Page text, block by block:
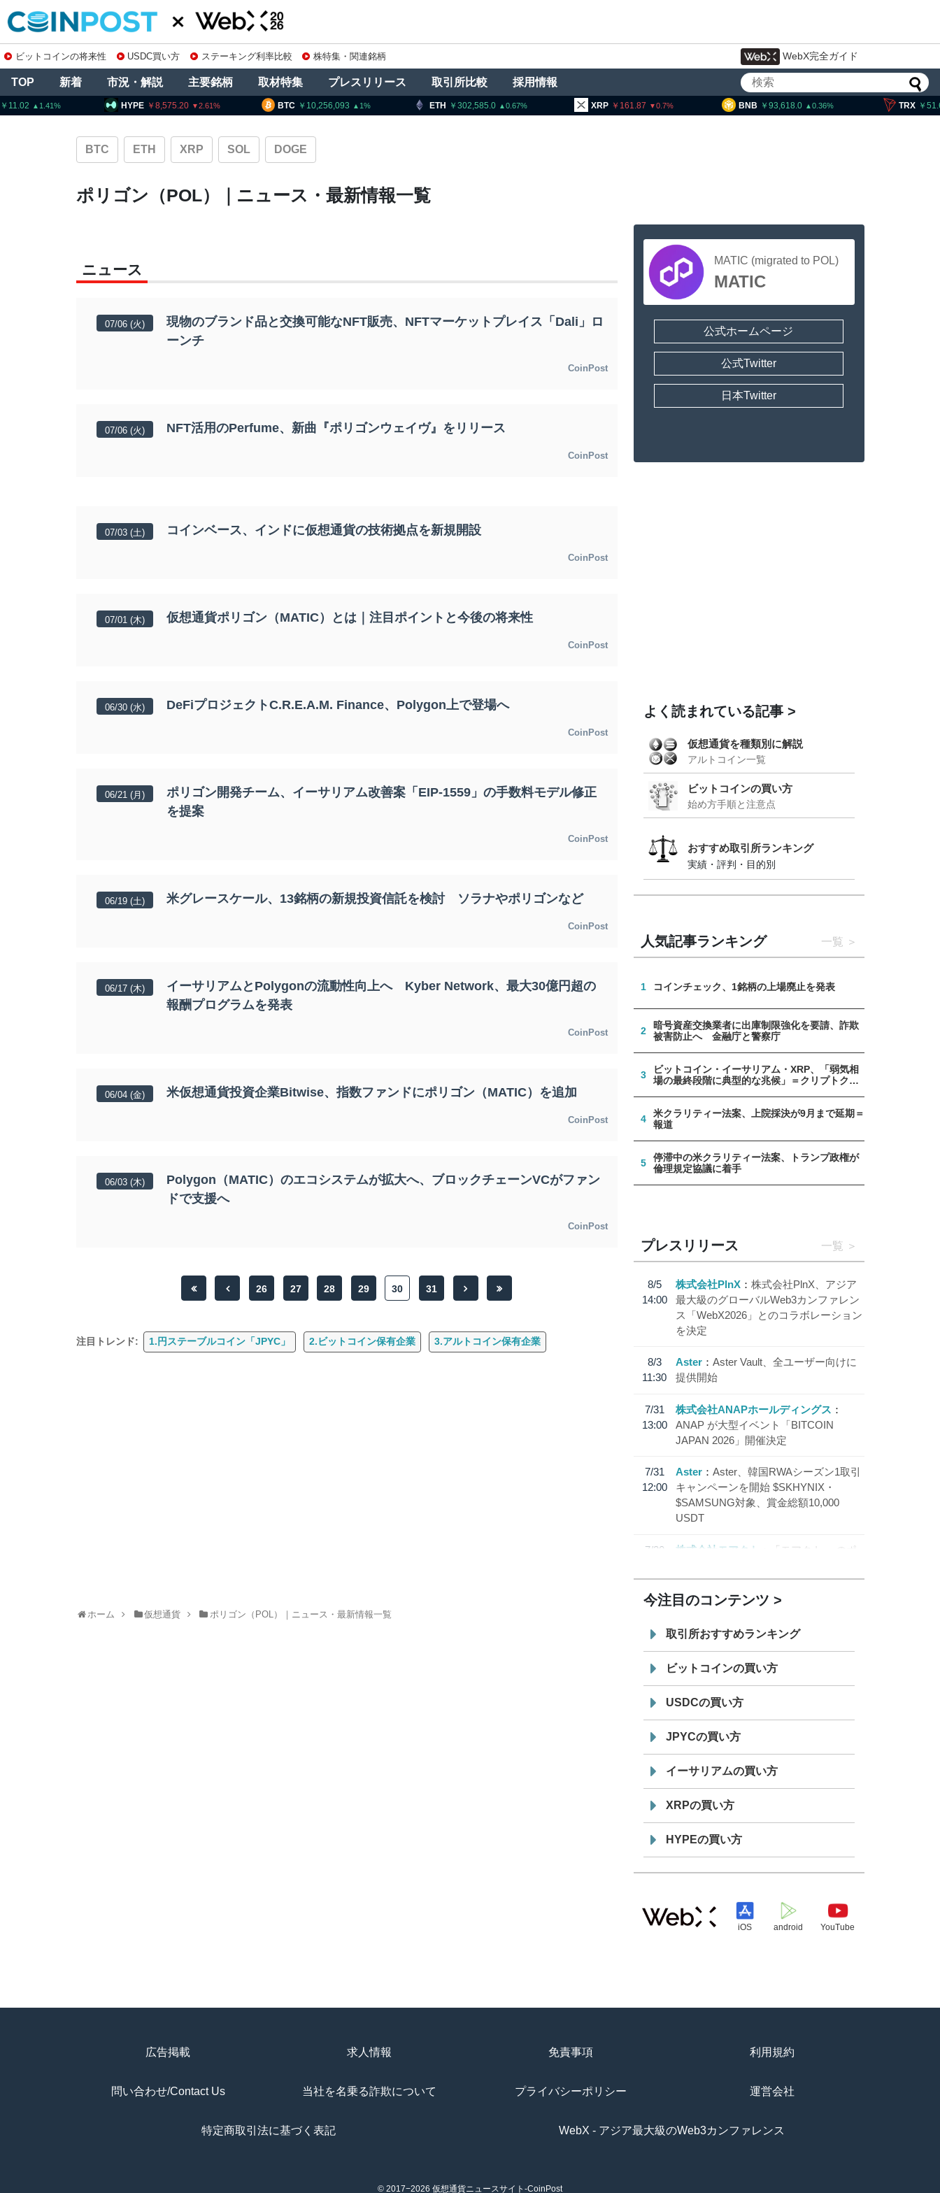
ビットコインの将来性 USDC買い方 ステーキング利率比較 株特集・関連銘柄 WebX完全ガイド
TOP 新着 市況・解説 主要銘柄 取材特集 プレスリリース 取引所比較 採用情報
BTC 10,256,093 1 ETH 302,585.0 0.67 XRP 161.87 0.7 BNB 93,618.0 0.36 TRX
11.02 1.41 HYPE 8,575.20 2.61
BTC ETH XRP SOL DOGE
ポリゴン（POL）｜ニュース・最新情報一覧
ニュース
07/06 (火)
現物のブランド品と交換可能なNFT販売、NFTマーケットプレイス「Dali」ロ
ーンチ
CoinPost
07/06 (火) NFT活用のPerfume、新曲『ポリゴンウェイヴ』をリリース
CoinPost
07/03 (土) コインベース、インドに仮想通貨の技術拠点を新規開設
CoinPost
07/01 (木) 仮想通貨ポリゴン（MATIC）とは｜注目ポイントと今後の将来性
CoinPost
06/30 (水) DeFiプロジェクトC.R.E.A.M. Finance、Polygon上で登場へ
CoinPost
06/21 (月)
ポリゴン開発チーム、イーサリアム改善案「EIP-1559」の手数料モデル修正
を提案
CoinPost
06/19 (土) 米グレースケール、13銘柄の新規投資信託を検討 ソラナやポリゴンなど
CoinPost
06/17 (木)
イーサリアムとPolygonの流動性向上へ Kyber Network、最大30億円超の
報酬プログラムを発表
CoinPost
06/04 (金) 米仮想通貨投資企業Bitwise、指数ファンドにポリゴン（MATIC）を追加
CoinPost
06/03 (木)
Polygon（MATIC）のエコシステムが拡大へ、ブロックチェーンVCがファン
ドで支援へ
CoinPost
26 27 28 29 30 31
注目トレンド: 1.円ステーブルコイン「JPYC」 2.ビットコイン保有企業 3.アルトコイン保有企業
ホーム 仮想通貨 ポリゴン（POL）｜ニュース・最新情報一覧
MATIC (migrated to POL)
MATIC
公式ホームページ
公式Twitter
日本Twitter
よく読まれている記事
仮想通貨を種類別に解説
アルトコイン一覧
ビットコインの買い方
始め方手順と注意点
おすすめ取引所ランキング
実績・評判・目的別
人気記事ランキング 一覧
1 コインチェック、1銘柄の上場廃止を発表
2
暗号資産交換業者に出庫制限強化を要請、詐欺
被害防止へ 金融庁と警察庁
3
ビットコイン・イーサリアム・XRP、「弱気相
場の最終段階に典型的な兆候」＝クリプトクア
4
米クラリティー法案、上院採決が9月まで延期＝
報道
5
停滞中の米クラリティー法案、トランプ政権が
倫理規定協議に着手
プレスリリース 一覧
8/5
14:00
株式会社PlnX
株式会社PlnX、アジア
最大級のグローバルWeb3カンファレン
ス「WebX2026」とのコラボレーション
を決定
8/3
11:30
Aster
Aster Vault、全ユーザー向けに
提供開始
7/31
13:00
株式会社ANAPホールディングス
ANAP が大型イベント「BITCOIN
JAPAN 2026」開催決定
7/31
12:00
Aster
Aster、韓国RWAシーズン1取引
キャンペーンを開始 $SKHYNIX・
$SAMSUNG対象、賞金総額10,000
USDT
7/30
株式会社モアクト
「モアクト」 のポ
「 JPYC」を追加
19:30
てステーブルコイン「JPYSC」徹底解
説セミナーを開催
今注目のコンテンツ
取引所おすすめランキング
ビットコインの買い方
USDCの買い方
JPYCの買い方
イーサリアムの買い方
XRPの買い方
HYPEの買い方
iOS android YouTube
広告掲載 求人情報 免責事項 利用規約
問い合わせ/Contact Us 当社を名乗る詐欺について プライバシーポリシー 運営会社
特定商取引法に基づく表記 WebX - アジア最大級のWeb3カンファレンス
© 2017−2026 仮想通貨ニュースサイト-CoinPost